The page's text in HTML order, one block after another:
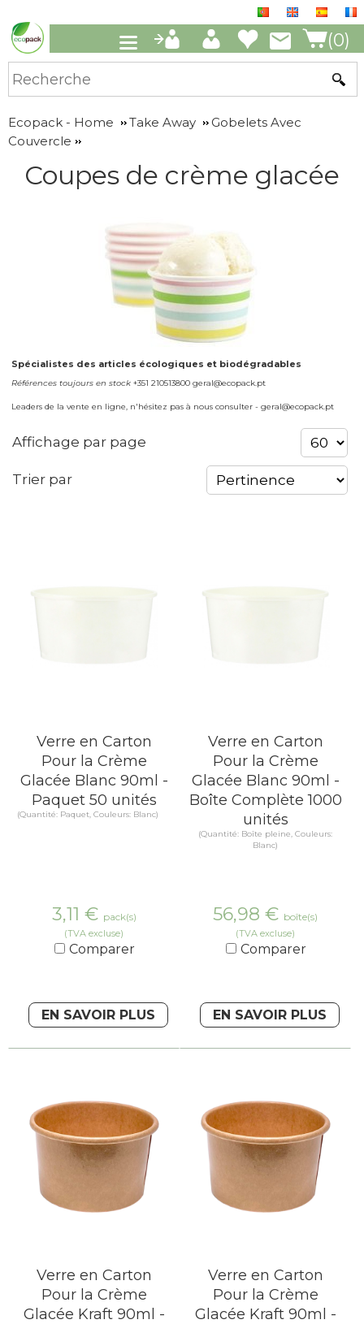
(0)
Ecopack - Home Take Away
Gobelets Avec
Couvercle
Coupes de crème glacée
Spécialistes des articles écologiques et biodégradables
Références toujours en stock +351 210513800 geral@ecopack.pt
Leaders de la vente en ligne, n'hésitez pas à nous consulter - geral@ecopack.pt
Affichage par page
Trier par
Verre en Carton
Pour la Crème
Glacée Blanc 90ml -
Paquet 50 unités
(Quantité: Paquet, Couleurs: Blanc)
3,11 € pack(s)
(TVA excluse)
Comparer
EN SAVOIR PLUS
Verre en Carton
Pour la Crème
Glacée Blanc 90ml -
Boîte Complète 1000
unités
(Quantité: Boîte pleine, Couleurs:
Blanc)
56,98 € boîte(s)
(TVA excluse)
Comparer
EN SAVOIR PLUS
Verre en Carton
Pour la Crème
Glacée Kraft 90ml -
Verre en Carton
Pour la Crème
Glacée Kraft 90ml -